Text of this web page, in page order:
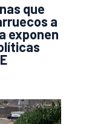
que
a
exponen